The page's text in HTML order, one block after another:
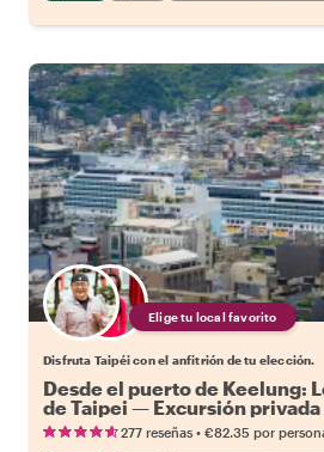
Elige tu local favorito
Disfruta Taipéi con el anfitrión de tu elección.
Desde el puerto de Keelung:
de Taipei — Excursión privada
coche
277 reseñas • €82.35 por